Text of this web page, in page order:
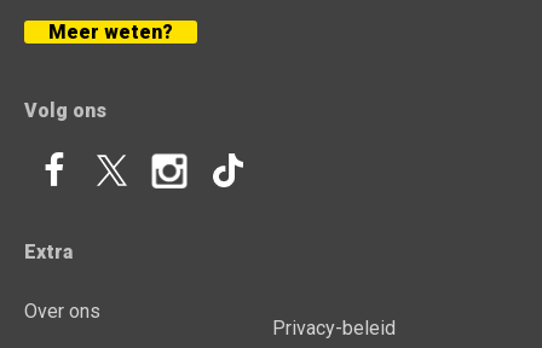
Meer weten?
Volg ons
Extra
Over ons
Privacy-beleid